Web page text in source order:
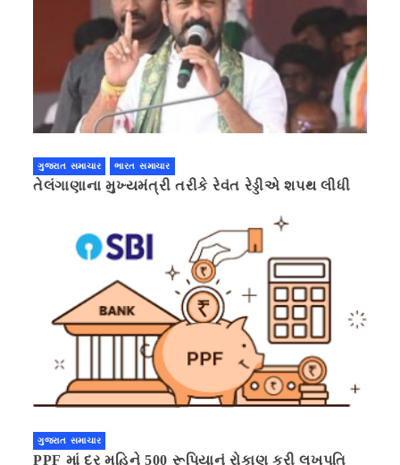
ગુજરાત સમાચાર ભારત સમાચાર
તેલંગાણાના મુખ્યમંત્રી તરીકે રેવંત રેડ્ડીએ શપથ લીધી
ગુજરાત સમાચાર
PPF માં દર મહિને 500 રૂપિયાનું રોકાણ કરી લખપતિ